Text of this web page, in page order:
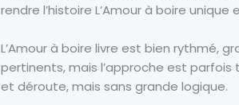
rendre l’histoire L’Amour à boire
L’Amour à boire livre est bien rythmé,
pertinents, mais l’approche est
et déroute, mais sans grande logique.